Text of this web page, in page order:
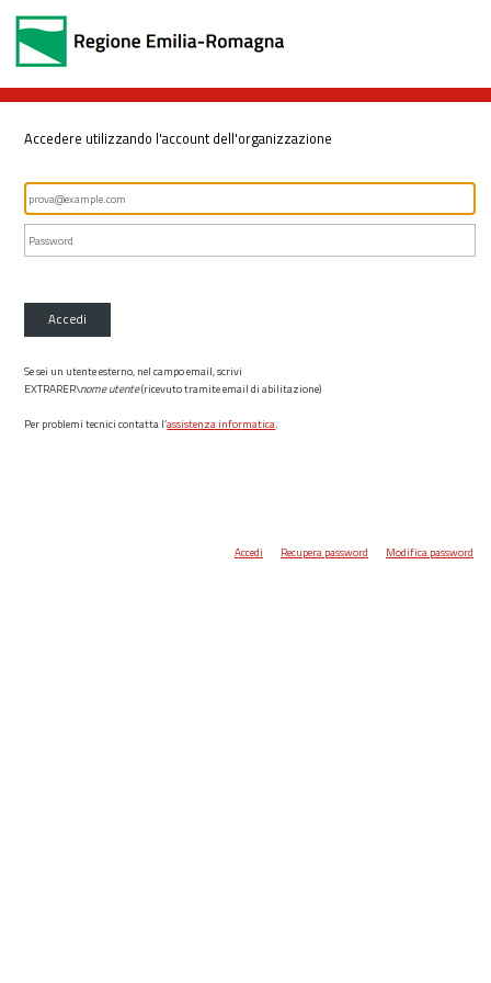
Accedere utilizzando l'account dell'organizzazione
Accedi
Se sei un utente esterno, nel campo email, scrivi
EXTRARER\nome utente(ricevuto tramite email di abilitazione)
Per problemi tecnici contatta l’assistenza informatica.
Accedi Recupera password Modifica password